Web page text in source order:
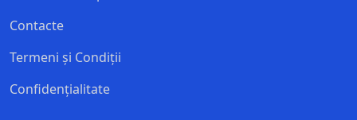
Contacte
Termeni și Condiții
Confidențialitate